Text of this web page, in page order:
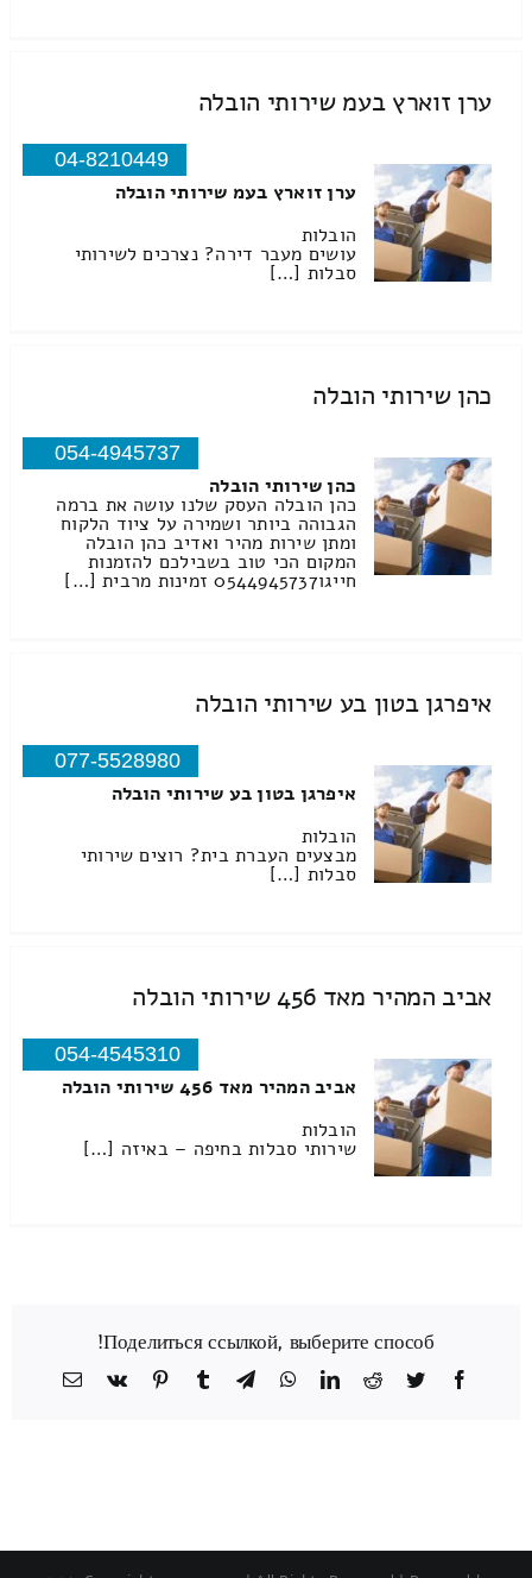
ערן זוארץ בעמ שירותי הובלה
04-8210449
ערן זוארץ בעמ שירותי הובלה
הובלות
עושים מעבר דירה? נצרכים לשירותי
סבלות […]
כהן שירותי הובלה
054-4945737
כהן שירותי הובלה
כהן הובלה העסק שלנו עושה את ברמה
הגבוהה ביותר ושמירה על ציוד הלקוח
ומתן שירות מהיר ואדיב כהן הובלה
המקום הכי טוב בשבילכם להזמנות
חייגו0544945737 זמינות מרבית […]
איפרגן בטון בע שירותי הובלה
077-5528980
איפרגן בטון בע שירותי הובלה
הובלות
מבצעים העברת בית? רוצים שירותי
סבלות […]
אביב המהיר מאד 456 שירותי הובלה
054-4545310
אביב המהיר מאד 456 שירותי הובלה
הובלות
שירותי סבלות בחיפה – באיזה […]
Поделиться ссылкой, выберите способ!
Facebook
Twitter
Reddit
LinkedIn
WhatsApp
Telegram
Tumblr
Pinterest
Vk
כתובת